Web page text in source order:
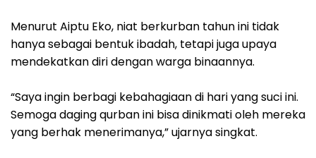
‎Menurut Aiptu Eko, niat berkurban tahun ini tidak
hanya sebagai bentuk ibadah, tetapi juga upaya
mendekatkan diri dengan warga binaannya.
“Saya ingin berbagi kebahagiaan di hari yang suci ini.
Semoga daging qurban ini bisa dinikmati oleh mereka
yang berhak menerimanya,” ujarnya singkat.